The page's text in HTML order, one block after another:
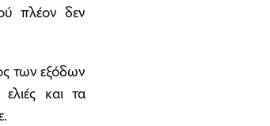
πλέον δεν
των εξόδων
και τα